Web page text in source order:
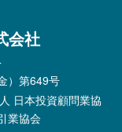
会社
）第649号
日本投資顧問業協
業協会